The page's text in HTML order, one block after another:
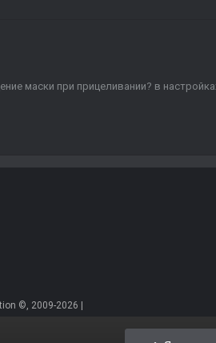
маски при прицеливании? в
©, 2009-2026 |